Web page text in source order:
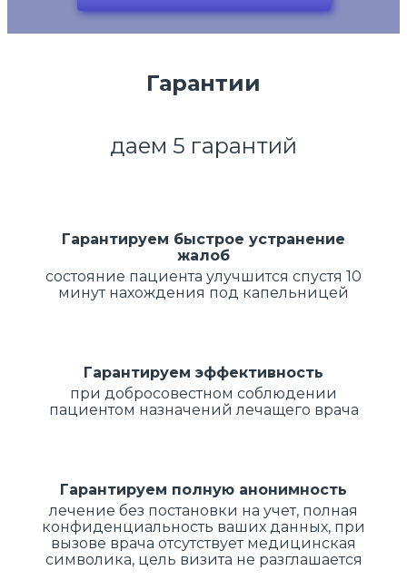
Гарантии
даем 5 гарантий
Гарантируем быстрое устранение
жалоб
состояние пациента улучшится спустя 10
минут нахождения под капельницей
Гарантируем эффективность
при добросовестном соблюдении
пациентом назначений лечащего врача
Гарантируем полную анонимность
лечение без постановки на учет, полная
конфиденциальность ваших данных, при
вызове врача отсутствует медицинская
символика, цель визита не разглашается